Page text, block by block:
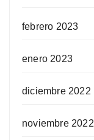
febrero 2023
enero 2023
diciembre 2022
noviembre 2022